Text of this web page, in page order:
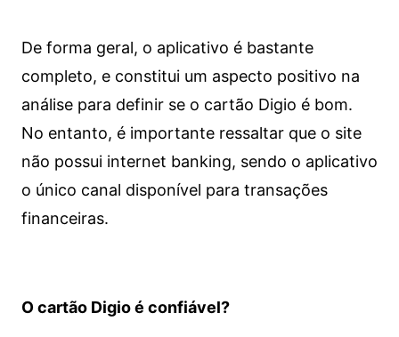
De forma geral, o aplicativo é bastante
completo, e constitui um aspecto positivo na
análise para definir se o cartão Digio é bom.
No entanto, é importante ressaltar que o site
não possui internet banking, sendo o aplicativo
o único canal disponível para transações
financeiras.
O cartão Digio é confiável?